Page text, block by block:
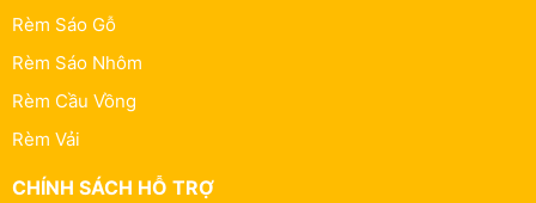
Rèm Sáo Gỗ
Rèm Sáo Nhôm
Rèm Cầu Vồng
Rèm Vải
CHÍNH SÁCH HỖ TRỢ